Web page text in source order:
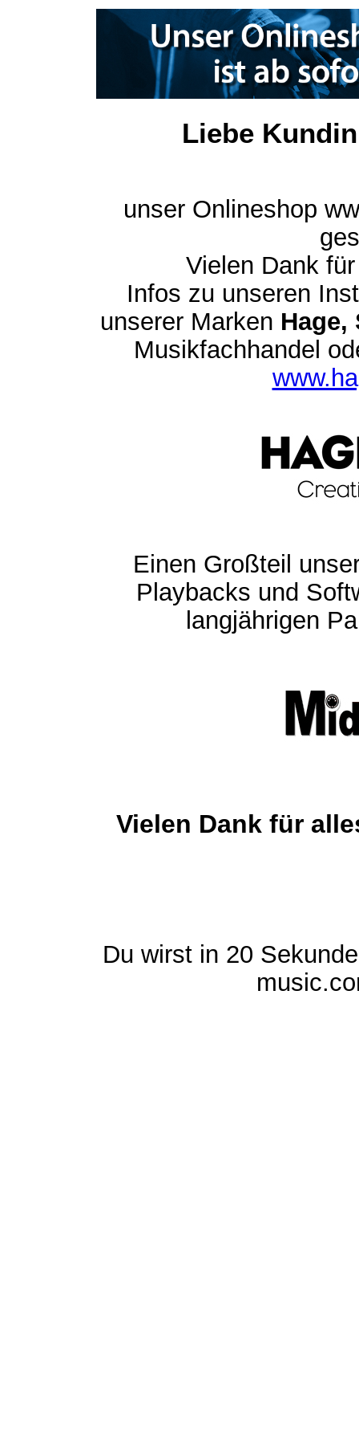
Liebe
unser Onlineshop
Vielen Dank
Infos zu unseren
unserer Marken Hage,
Musikfachhandel
Einen Großteil
Playbacks und
langjährigen
Vielen Dank für
Du wirst in 20